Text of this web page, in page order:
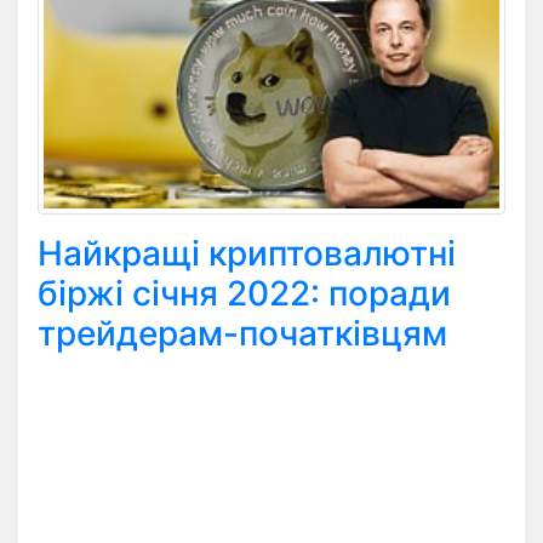
Найкращі криптовалютні
біржі січня 2022: поради
трейдерам-початківцям